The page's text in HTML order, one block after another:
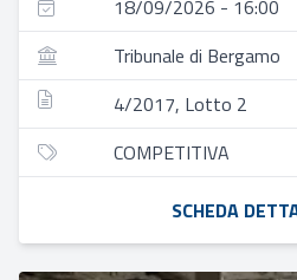
18/09/2026 - 16:00
Tribunale di Bergamo
4/2017, Lotto 2
COMPETITIVA
SCHEDA